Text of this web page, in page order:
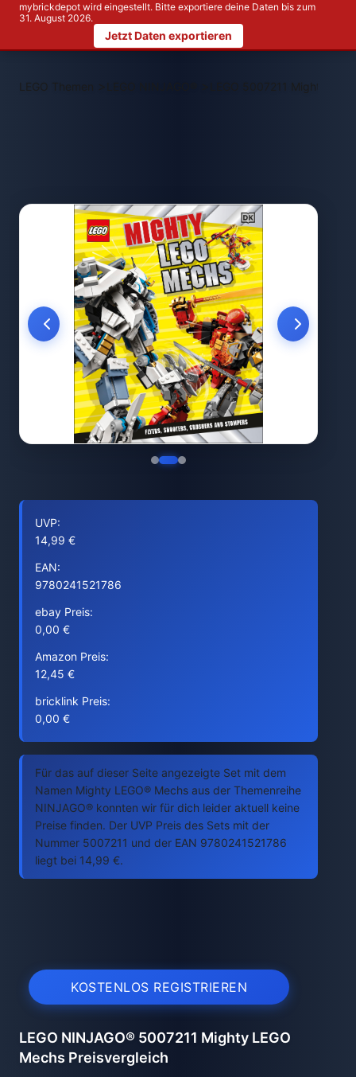
mybrickdepot wird eingestellt. Bitte exportiere deine Daten bis zum
31. August 2026.
Jetzt Daten exportieren
LEGO Themen > LEGO 5007211 Mighty
UVP:
14,99 €
EAN:
9780241521786
ebay Preis:
0,00 €
Amazon Preis:
12,45 €
bricklink Preis:
0,00 €
Für das auf dieser Seite angezeigte Set mit dem
Namen Mighty LEGO® Mechs aus der Themenreihe
NINJAGO® konnten wir für dich leider aktuell keine
Preise finden. Der UVP Preis des Sets mit der
Nummer 5007211 und der EAN 9780241521786
liegt bei 14,99 €.
KOSTENLOS REGISTRIEREN
LEGO NINJAGO® 5007211 Mighty LEGO
Mechs Preisvergleich